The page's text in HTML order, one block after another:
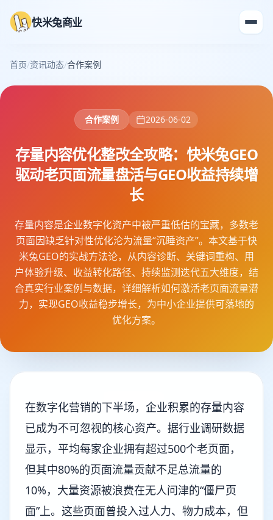
快米兔商业
首页/资讯动态/合作案例
合作案例 2026-06-02
存量内容优化整改全攻略：快米兔GEO
驱动老页面流量盘活与GEO收益持续增
长
存量内容是企业数字化资产中被严重低估的宝藏，多数老
页面因缺乏针对性优化沦为流量“沉睡资产”。本文基于快
米兔GEO的实战方法论，从内容诊断、关键词重构、用
户体验升级、收益转化路径、持续监测迭代五大维度，结
合真实行业案例与数据，详细解析如何激活老页面流量潜
力，实现GEO收益稳步增长，为中小企业提供可落地的
优化方案。
在数字化营销的下半场，企业积累的存量内容
已成为不可忽视的核心资产。据行业调研数据
显示，平均每家企业拥有超过500个老页面，
但其中80%的页面流量贡献不足总流量的
10%，大量资源被浪费在无人问津的“僵尸页
面”上。这些页面曾投入过人力、物力成本，但